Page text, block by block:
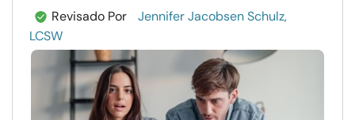
Revisado Por
Jennifer Jacobsen Schulz,
LCSW